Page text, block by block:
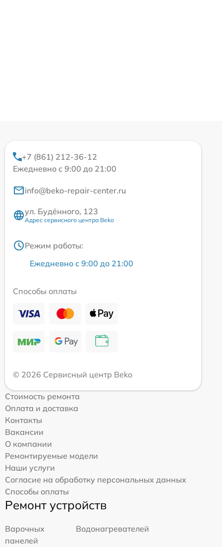
+7 (861) 212-36-12
Ежедневно с 9:00 до 21:00
info@beko-repair-center.ru
ул. Будённого, 123
Адрес сервисного центра Beko
Режим работы:
Ежедневно с 9:00 до 21:00
Способы оплаты
© 2026 Сервисный центр Beko
Стоимость ремонта
Оплата и доставка
Контакты
Вакансии
О компании
Ремонтируемые модели
Наши услуги
Согласие на обработку персональных данных
Способы оплаты
Ремонт устройств
Варочных
панелей
Водонагревателей